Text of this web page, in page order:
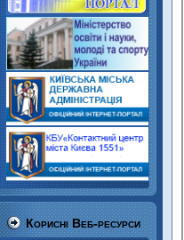
Корисні Веб-ресурси